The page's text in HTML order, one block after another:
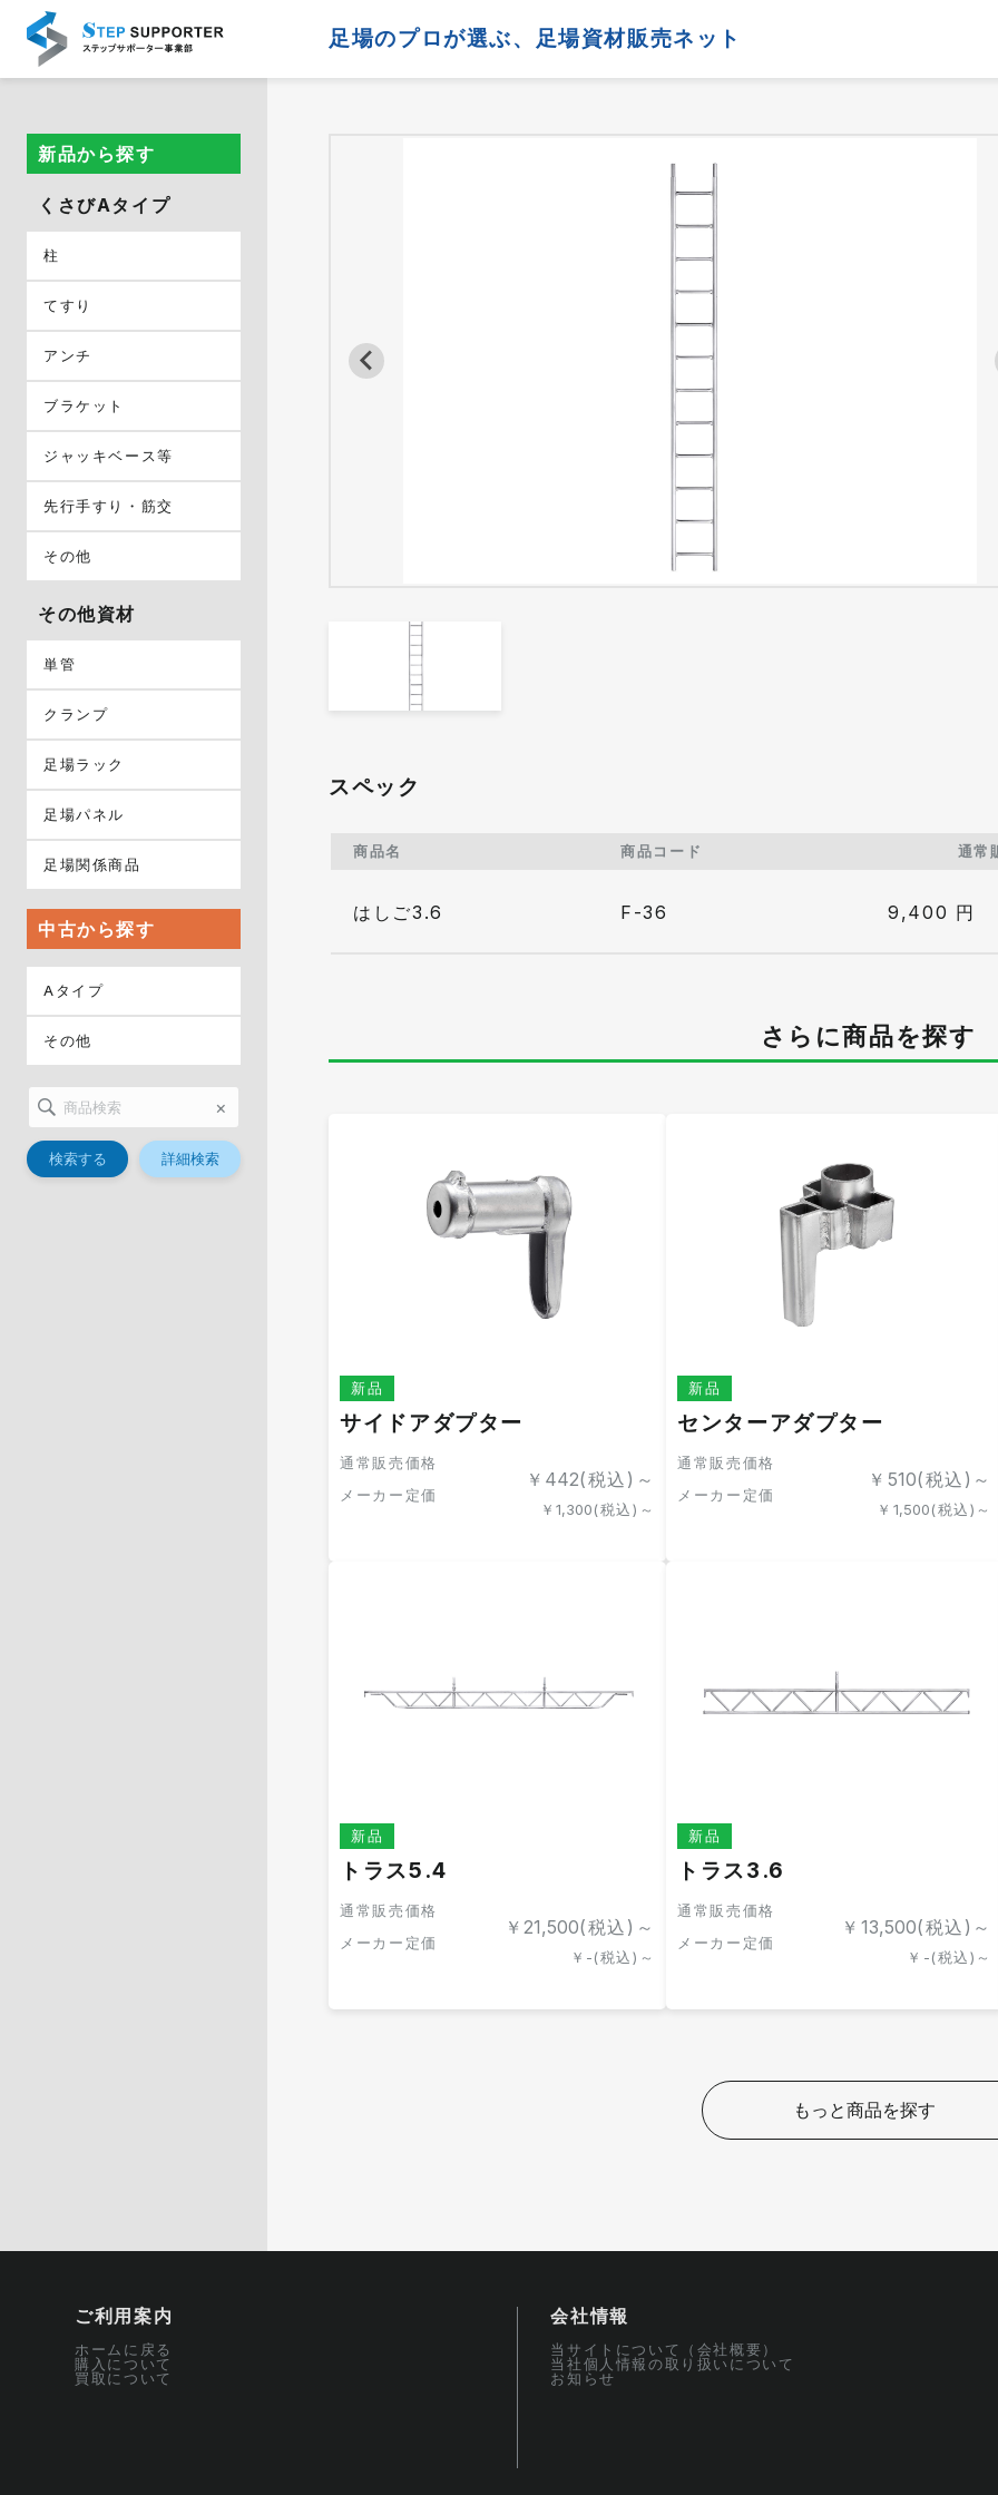
足場のプロが選ぶ、 足場資材販売ネット
新品から探す
くさびAタイプ
柱
てすり
アンチ
ブラケット
ジャッキベース等
先行手すり・筋交
その他
その他資材
単管
クランプ
足場ラック
足場パネル
足場関係商品
中古から探す
Aタイプ
その他
×
検索する 詳細検索
スペック
商品名 商品コード 通常
はしご3.6 F-36 9,400 円
さらに商品を探す
新品
サイドアダプター
通常販売価格
￥ 442(税込)～
メーカー定価
￥1,300(税込)～
新品
センターアダプター
通常販売価格
￥510(税込)～
メーカー定価
￥1,500(税込)～
新品
トラス5.4
通常販売価格
￥21,500(税込)～
メーカー定価
￥ -(税込)～
新品
トラス3.6
通常販売価格
￥13,500(税込)～
メーカー定価
￥ -(税込)～
もっと商品を探す
ご利用案内
ホームに戻る
購入について
買取について
会社情報
当サイトについて（会社概要）
当社個人情報の取り扱いについて
お知らせ